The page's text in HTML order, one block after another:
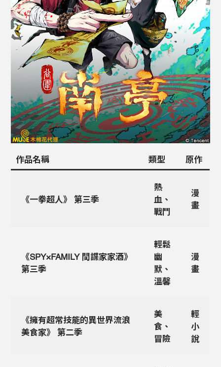
作品名稱 類型 原作
《一拳超人》 第三季
熱
血、
戰鬥
漫
畫
《SPY×FAMILY 間諜家家酒》
第三季
輕鬆
幽
默、
溫馨
漫
畫
《擁有超常技能的異世界流浪
美食家》 第二季
美
食、
冒險
輕
小
說